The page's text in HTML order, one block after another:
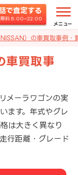
で査定する
無料 8:00~22:00
メニュー
NISSAN）の車買取事例・
車買取事
メーラワゴンの実
ます。年式やグレ
は大きく異なり
行距離・グレード